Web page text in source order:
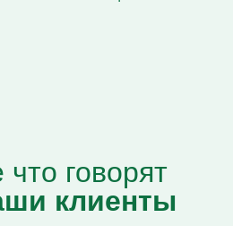
что говорят
клиенты